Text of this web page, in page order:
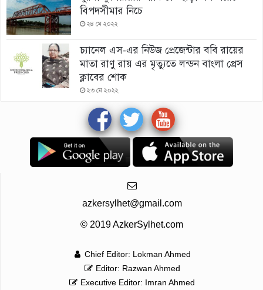
বিপদসীমার নিচে
২৪ মে ২০২২
চ্যানেল এস-এর নিউজ প্রেজেন্টার ববি রায়ের
মাতা রাণু রায় এর মৃত্যুতে লন্ডন বাংলা প্রেস
ক্লাবের শোক
২৩ মে ২০২২
azkersylhet@gmail.com
© 2019 AzkerSylhet.com
Chief Editor: Lokman Ahmed
Editor: Razwan Ahmed
Executive Editor: Imran Ahmed